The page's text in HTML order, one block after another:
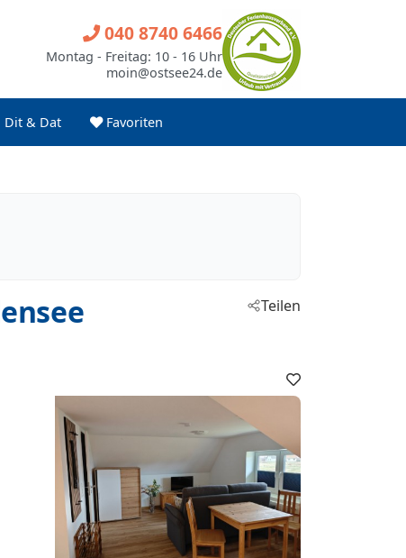
Dit & Dat Favoriten
040 8740 6466
Montag - Freitag: 10 - 16 Uhr
moin@ostsee24.de
Teilen